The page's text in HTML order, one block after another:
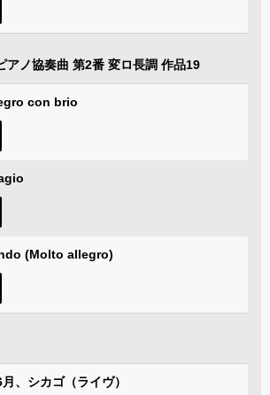
アノ協奏曲 第2番 変ロ長調 作品19
con brio
(Molto allegro)
、シカゴ（ライヴ）